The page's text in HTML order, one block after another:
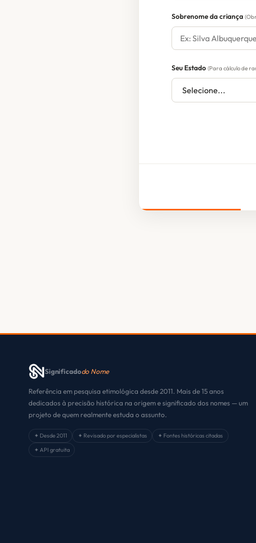
Sobrenome da criança
Seu Estado (Para cálculo de
Significadodo Nome
Referência em pesquisa etimológica desde 2011. Mais de 15 anos
dedicados à precisão histórica na origem e significado dos nomes — um
projeto de quem realmente estuda o assunto.
✦ Desde 2011 ✦ Revisado por especialistas
✦ Fontes históricas citadas
✦ API gratuita